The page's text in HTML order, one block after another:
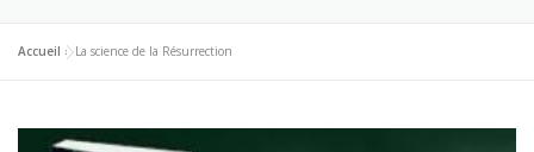
Accueil »La science de la Résurrection